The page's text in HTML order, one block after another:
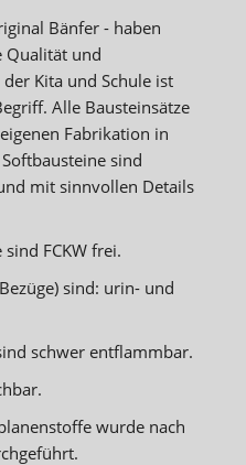
Bänfer - haben
Qualität und
Kita und Schule ist
Alle Bausteinsätze
Fabrikation in
sind
mit sinnvollen Details
FCKW frei.
sind: urin- und
schwer entflammbar.
wurde nach